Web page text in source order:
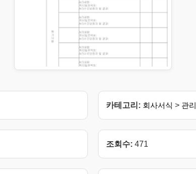
카테고리: 회사서식 > 관리
조회수: 471